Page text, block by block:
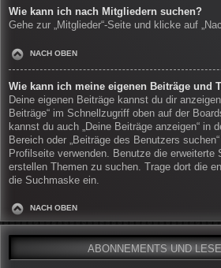
Wie kann ich nach Mitgliedern suchen?
Gehe zur „Mitglieder“-Seite und klicke auf
NACH OBEN
Wie kann ich meine eigenen Beiträge und
Deine eigenen Beiträge kannst du dir
Beiträge“ im Schnellzugriff oben auf der
kannst du auch „Deine Beiträge anzeigen“ in
Bereich oder „Beiträge des Benutzers
Profilseite verwenden. Benutze die erweiterte
erstellen Themen zu suchen. Trage dort die
die Suchmaske ein.
NACH OBEN
ABONNEMENTS UND